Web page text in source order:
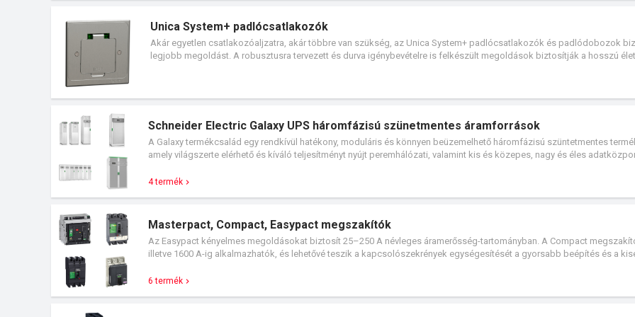
Unica System+ padlócsatlakozók
Akár egyetlen csatlakozóaljzatra, akár többre van szükség, az Unica System+ padlócsatlakozók és padlódobozok
legjobb megoldást. A robusztusra tervezett és durva igénybevételre is felkészült megoldások biztosítják a hosszú
burkolatokhoz illeszthetők. Az XS padlócsatlakozók kétféle kivitelben kaphatók: kerek és négyzet alakú. A fedél 180
rendelkeznek, így betonba és álpadlóba is telepíthetőek.
Schneider Electric Galaxy UPS háromfázisú szünetmentes áramforrások
A Galaxy termékcsalád egy rendkívül hatékony, moduláris és könnyen beüzemelhető háromfázisú szüntetmentes
amely világszerte elérhető és kíváló teljesítményt nyújt peremhálózati, valamint kis és közepes, nagy és éles
4 termék
Masterpact, Compact, Easypact megszakítók
Az Easypact kényelmes megoldásokat biztosít 25–250 A névleges áramerősség-tartományban. A Compact
illetve 1600 A-ig alkalmazhatók, és lehetővé teszik a kapcsolószekrények egységesítését a gyorsabb beépítés és a
Masterpact NW előnye az elosztóberendezések egységesítése, a méretek optimalizálása és a beépítés egyszerűsítése.
6 termék